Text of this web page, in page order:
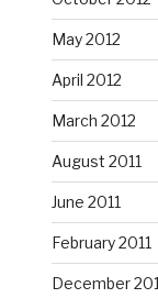
May 2012
April 2012
March 2012
August 2011
June 2011
February 2011
December